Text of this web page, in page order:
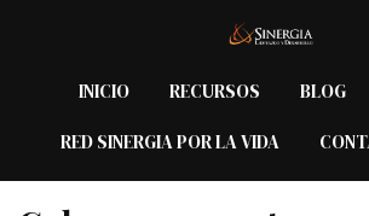
INICIO RECURSOS BLOG
RED SINERGIA POR LA VIDA